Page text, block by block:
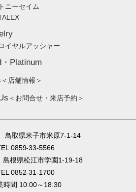
ニーセイム
イヤルアッシャー
・Platinum
＜店舗情報＞
＜お問合せ・来店予約＞
鳥取県米子市米原7-1-14
0859-33-5566
根県松江市学園1-19-18
0852-31-1700
時間 10:00～18:30